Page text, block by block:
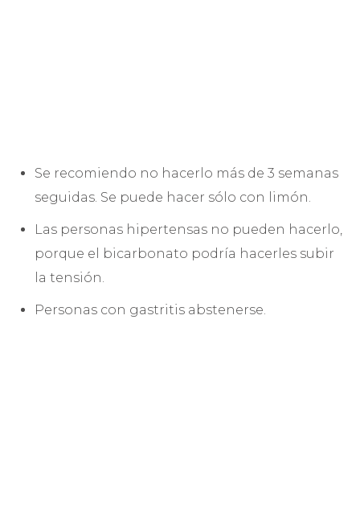
Se recomiendo no hacerlo más de 3 semanas
seguidas. Se puede hacer sólo con limón.
Las personas hipertensas no pueden hacerlo,
porque el bicarbonato podría hacerles subir
la tensión.
Personas con gastritis abstenerse.